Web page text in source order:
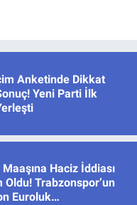
Anketinde Dikkat
Yeni Parti İlk
Maaşına Haciz İddiası
Oldu! Trabzonspor’un
Euroluk